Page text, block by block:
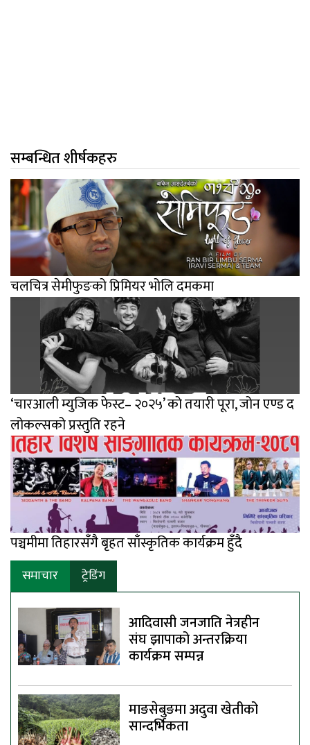
सम्बन्धित शीर्षकहरु
चलचित्र सेमीफुङको प्रिमियर भोलि दमकमा
‘चारआली म्युजिक फेस्ट– २०२५’ को तयारी पूरा, जोन एण्ड द
लोकल्सको प्रस्तुति रहने
पञ्चमीमा तिहारसँगै बृहत साँस्कृतिक कार्यक्रम हुँदै
समाचार ट्रेडिंग
आदिवासी जनजाति नेत्रहीन
संघ झापाको अन्तरक्रिया
कार्यक्रम सम्पन्न
माङसेबुङमा अदुवा खेतीको
सान्दर्भिकता